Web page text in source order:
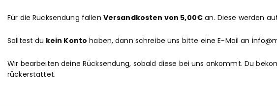
Für die Rücksendung fallen Versandkosten von 5,00€ an. Diese werden
Solltest du kein Konto haben, dann schreibe uns bitte eine E-Mail an
Wir bearbeiten deine Rücksendung, sobald diese bei uns ankommt. Du
rückerstattet.